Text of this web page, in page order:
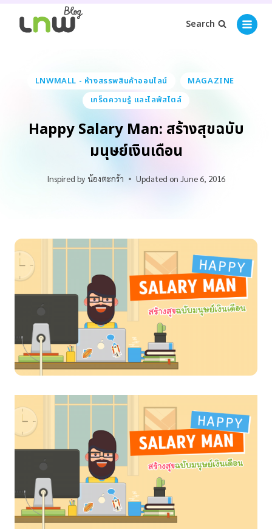
Search
LNWMALL - ห้างสรรพสินค้าออนไลน์
MAGAZINE
เกร็ดความรู้ และไลฟ์สไตล์
Happy Salary Man: สร้างสุขฉบับ
มนุษย์เงินเดือน
Inspired by น้องตะกร้า Updated on June 6, 2016